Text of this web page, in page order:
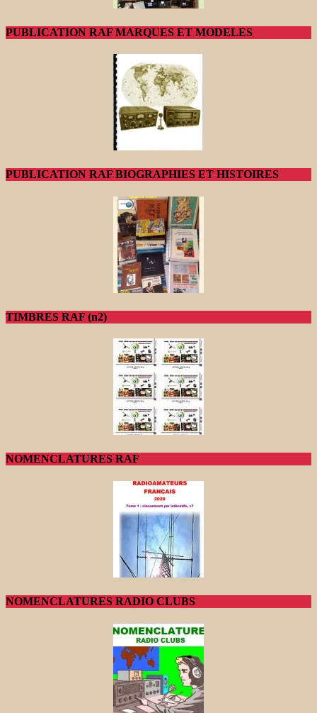
PUBLICATION RAF MARQUES ET MODELES
PUBLICATION RAF BIOGRAPHIES ET HISTOIRES
TIMBRES RAF (n2)
NOMENCLATURES RAF
NOMENCLATURES RADIO CLUBS